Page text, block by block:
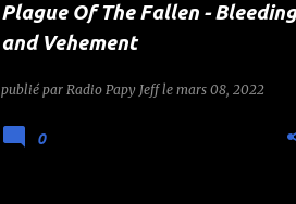
Plague Of The Fallen - Bleeding
and Vehement
publié par Radio Papy Jeff le mars 08, 2022
0